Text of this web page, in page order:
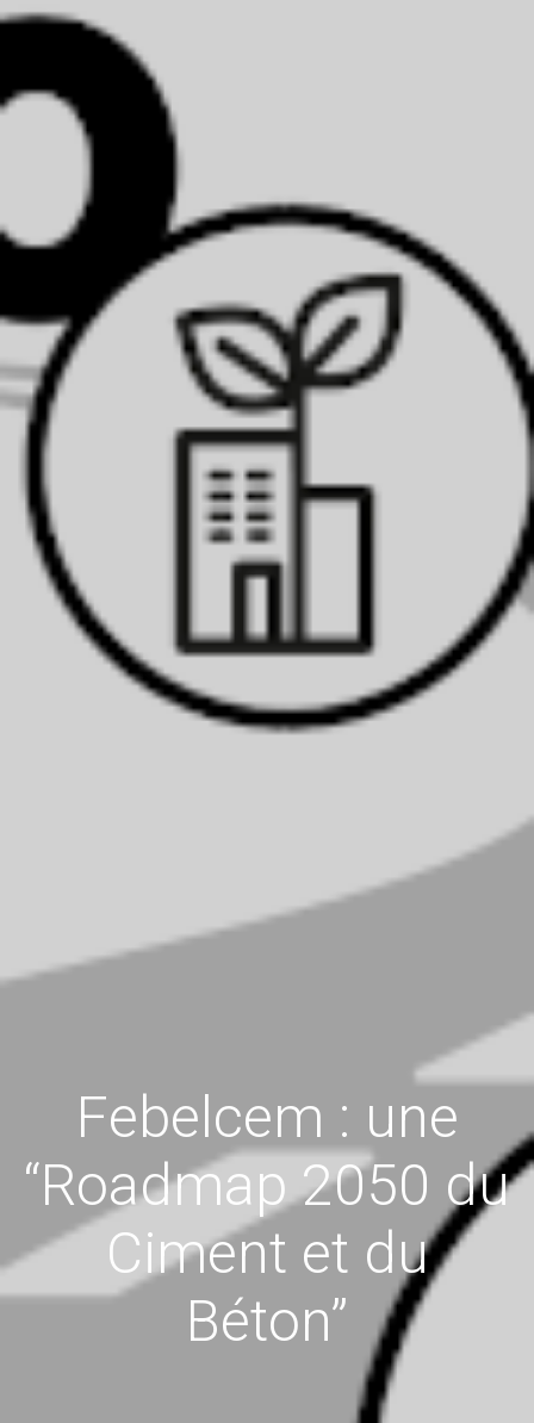
Febelcem : une
“Roadmap 2050 du
Ciment et du
Béton”